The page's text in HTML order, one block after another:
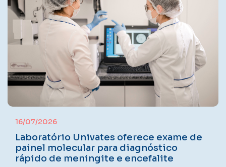
16/07/2026
Laboratório Univates oferece exame de
painel molecular para diagnóstico
rápido de meningite e encefalite